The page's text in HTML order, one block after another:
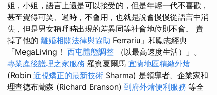
姐，小姐，語言上還是可以接受的，但是年輕一代不喜歡，
甚至覺得可笑、過時，不會用，也就是說會慢慢從語言中消
失，但是男女稱呼時出現的差異同等社會地位則不會。 賣
掉了他的 離婚相關法律與協助 Ferrariu」和勵志經典
「MegaLiving！ 西屯體態調整
（以最高速度生活）」。
專業產後護理之家服務 羅賓夏爾馬 宜蘭地區精緻外燴
(Robin 近視矯正的最新技術 Sharma) 是領導者、企業家和
理查德布蘭森 (Richard Branson) 到府外燴便利服務 等全